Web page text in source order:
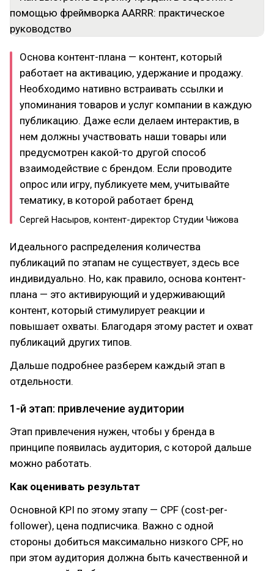
Основа контент-плана — контент, который
работает на активацию, удержание и продажу.
Необходимо нативно встраивать ссылки и
упоминания товаров и услуг компании в каждую
публикацию. Даже если делаем интерактив, в
нем должны участвовать наши товары или
предусмотрен какой-то другой способ
взаимодействие с брендом. Если проводите
опрос или игру, публикуете мем, учитывайте
тематику, в которой работает бренд
Сергей Насыров, контент-директор Студии Чижова
Идеального распределения количества
публикаций по этапам не существует, здесь все
индивидуально. Но, как правило, основа контент-
плана — это активирующий и удерживающий
контент, который стимулирует реакции и
повышает охваты. Благодаря этому растет и охват
публикаций других типов.
Дальше подробнее разберем каждый этап в
отдельности.
1-й этап: привлечение аудитории
Этап привлечения нужен, чтобы у бренда в
принципе появилась аудитория, с которой дальше
можно работать.
Как оценивать результат
Основной KPI по этому этапу — CPF (cost-per-
follower), цена подписчика. Важно с одной
стороны добиться максимально низкого CPF, но
при этом аудитория должна быть качественной и